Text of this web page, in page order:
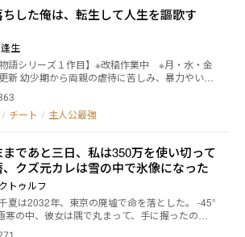
を仲間に加える。 その結果、主人公パー
はますます無双が加速していき、反対に勇者パ
は、ざまぁ展開に・・・ 主人公ルイはゲー
をクリアし、強くてニューゲームで無事に男の
取り戻す事が出来るのか！？ この冒険の旅の
、日々の筋トレと育成次第である！ ※お話によ
後しますが、一話の平均は2500文字です。 ※こ
は、過去の有名ゲームを始め、様々なジャンル
ィやオマージュを含んでいます。 ※性描写は
せんが微エロ・ちょいエロです。
いので女神に助言をしたら彼女の補佐官に任命
しまった 補佐官というより子守りともいえる役
不満を吐きながらも空は女神を成長させていく
補佐官パートと面接した転生者たちの冒険パー
分かれるためジャンルが急変します サブタイがひ
で統一してあるのが転生補佐官パート、漢字を
つ作品名のようになっている章が転生者パート
転生者パートは異世界"ジュダストロ"での冒険が
になるため若干ダークな描写も含まれることも
問題ございません
ちした俺は、転生して人生を謳歌す
生
物語シリーズ１作目】※改稿作業中 ※月・水・金
に苦しみ、暴力やいじ
らされる日々を送っていた。 心に巣食う絶望
きる意味を失わせ、地獄に堕ちて行き、やがて
た。 死後、彼の前に現れたのは謎の管理人だっ
は、異世界「マーデリュドメルン」だった。新
界で待ち受ける運命は、彼の選択と成長によっ
る。前世での記憶を抱え、真の幸せを見つける
できるのか。 希望と絶望が交錯し、自らの運命
開いていく物語。
/ チート / 主人公最強
であと三日、私は350万を使い切って
クズ元カレは雪の中で氷像になった
トゥルフ
夏は2032年、東京の廃墟で命を落とした。 -45°
寒の中、彼女は隅で丸まって、手に握ったのは
て奪われた玉のペンダント。 彼女を冷徹に見捨